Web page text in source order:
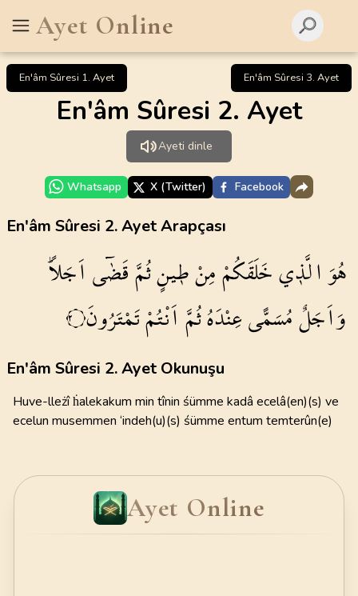
Ayet Online
En'âm Sûresi 1. Ayet En'âm Sûresi 3. Ayet
En'âm Sûresi 2. Ayet
Ayeti dinle
Whatsapp X (Twitter) Facebook
En'âm Sûresi 2. Ayet Arapçası
هُوَالَّذ۪يخَلَقَكُمْمِنْط۪ينٍثُمَّقَضٰٓىاَجَلاًۜ
وَاَجَلٌمُسَمًّىعِنْدَهُثُمَّاَنْتُمْتَمْتَرُونَ ٢
En'âm Sûresi 2. Ayet Okunuşu
Huve-lleżî ḣalekakum min tînin śümme kadâ ecelâ(en)(s) ve
ecelun musemmen ‘indeh(u)(s) śümme entum temterûn(e)
Ayet Online